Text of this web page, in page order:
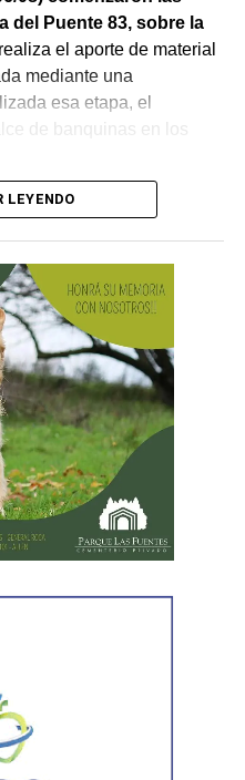
del Puente 83, sobre la
el aporte de material
mediante una
esa etapa, el
de banquinas en los
que,durante las
de bacheo será
de trabajo y dos
permitirá incrementar
las tareas de
del Alto Valle.
con el relevamiento
las condiciones de
LEYENDO